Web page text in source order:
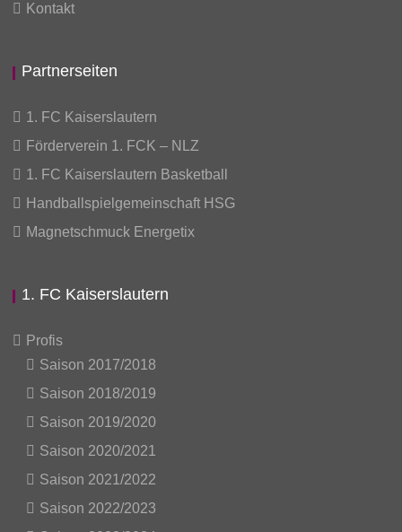
Kontakt
Partnerseiten
1. FC Kaiserslautern
Förderverein 1. FCK – NLZ
1. FC Kaiserslautern Basketball
Handballspielgemeinschaft HSG
Magnetschmuck Energetix
1. FC Kaiserslautern
Profis
Saison 2017/2018
Saison 2018/2019
Saison 2019/2020
Saison 2020/2021
Saison 2021/2022
Saison 2022/2023